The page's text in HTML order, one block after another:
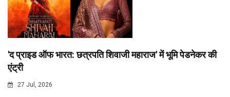
'द प्राइड ऑफ भारत: छत्रपति शिवाजी महाराज' में भूमि पेडनेकर की
एंट्री
27 Jul, 2026